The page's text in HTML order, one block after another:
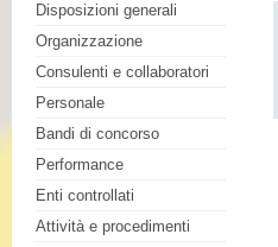
Disposizioni generali
Organizzazione
Consulenti e collaboratori
Personale
Bandi di concorso
Performance
Enti controllati
Attività e procedimenti